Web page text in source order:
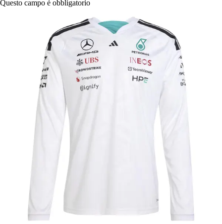
Questo campo è obbligatorio